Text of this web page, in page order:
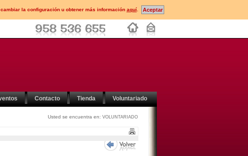
la configuración u obtener más información aquí.
Contacto Tienda Voluntariado
Usted se encuentra en: VOLUNTARIADO